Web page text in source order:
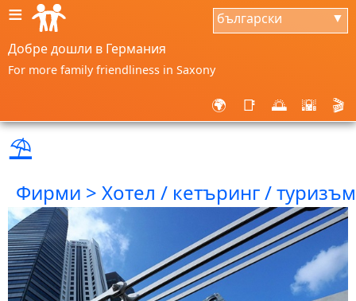
≡ български ▼
Добре дошли в Германия
For more family friendliness in Saxony
🌍 📑 🌅 🌇 🎬
⛱
Фирми > Хотел / кетъринг / туризъм